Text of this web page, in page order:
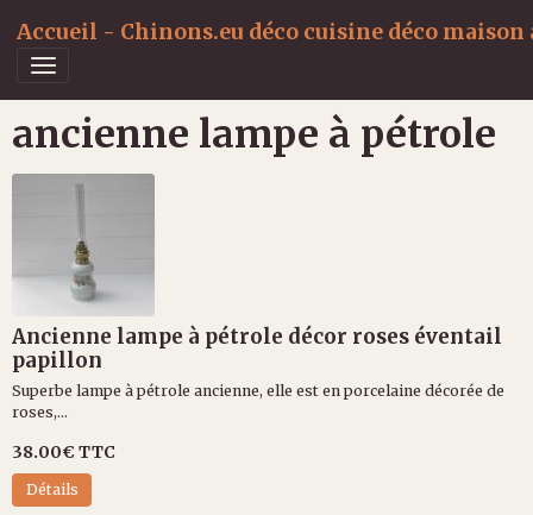
Accueil - Chinons.eu déco cuisine déco
ancienne lampe à pétrole
Ancienne lampe à pétrole décor roses éventail
papillon
Superbe lampe à pétrole ancienne, elle est en porcelaine décorée de
roses,...
38.00€ TTC
Détails